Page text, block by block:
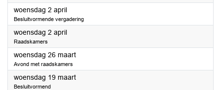
woensdag 2 april2025
Besluitvormende vergadering
woensdag 2 april2025
Raadskamers
woensdag 26 maart2025
Avond met raadskamers
woensdag 19 maart2025
Besluitvormend